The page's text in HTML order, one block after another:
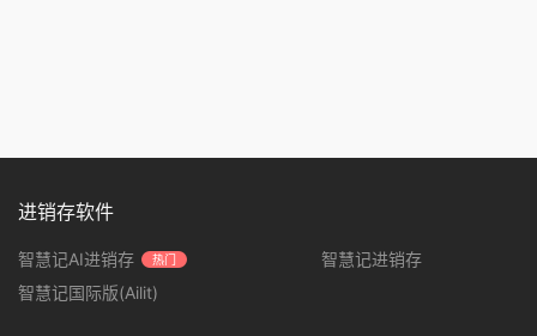
进销存软件
智慧记AI进销存 热门
智慧记进销存
智慧记国际版(Ailit)